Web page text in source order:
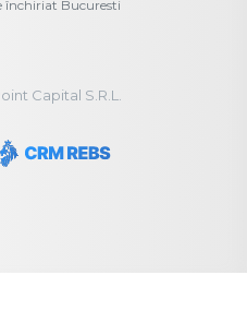
închiriat Bucuresti
Capital S.R.L.